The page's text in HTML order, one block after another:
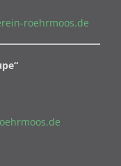
roehrmoos.de